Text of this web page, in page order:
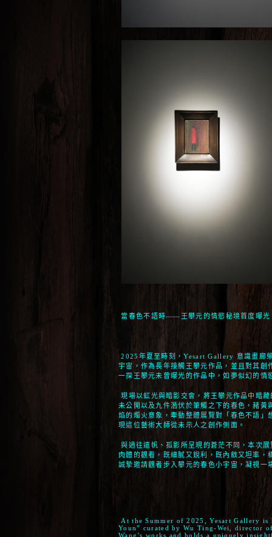
當春色不語時——王攀元的情慾秘境首度曝光
2025年夏至時刻，Yesart Gallery 意識畫廊
宇宙，作為長年接觸王攀元作品，並且對其
一探王攀元未曾曝光的作品中，如夢似幻的情
現場以虹光與暗影交會，將王攀元作品中暗
未公開以及九件潛伏於筆觸之下的春色，赭
焰的燭火意象，牽動整體展覽對「春色不語
現這位藝術大師從未示人之創作側面。
與過往遠帆、孤影所呈現的蒼茫不同，本次
肉體的觀看，既細膩又銳利，既內斂又坦率
誠摯邀請觀者步入攀元的春色小宇宙，凝視一
At the Summer of 2025, Yesart Gallery
Youn” curated by Wu Ting-Wei, director
Wang’s works and holds a uniquely